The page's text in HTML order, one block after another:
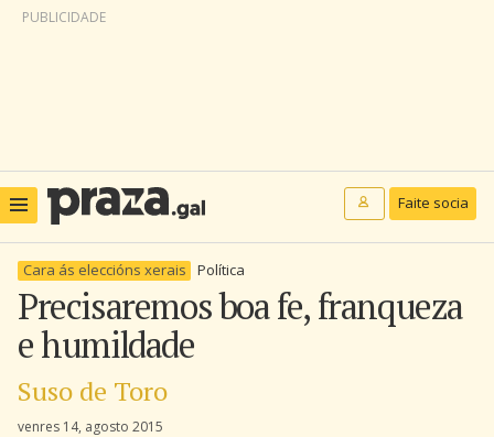
PUBLICIDADE
Faite socia
Cara ás eleccións xerais Política
Precisaremos boa fe, franqueza
e humildade
Suso de Toro
venres 14, agosto 2015